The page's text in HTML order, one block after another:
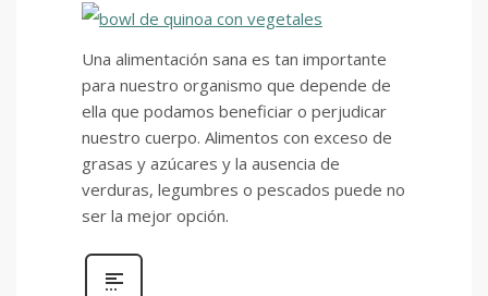
Una alimentación sana es tan importante
para nuestro organismo que depende de
ella que podamos beneficiar o perjudicar
nuestro cuerpo. Alimentos con exceso de
grasas y azúcares y la ausencia de
verduras, legumbres o pescados puede no
ser la mejor opción.